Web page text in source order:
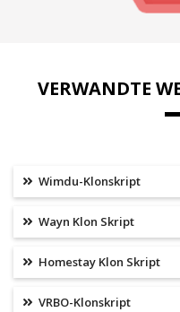
VERWANDTE
Wimdu-Klonskript
Wayn Klon Skript
Homestay Klon Skript
VRBO-Klonskript